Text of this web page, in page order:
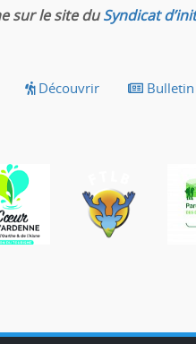
sur le site duSyndicat
Découvrir